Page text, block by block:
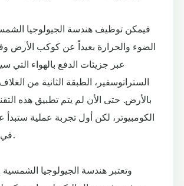
فيمكن توظيف هندسة الجيولوجيا
الضوء والحرارة بعيداً عن كوكب الأرض
عبر جزيئات الدفع بالهواء التي
الستراتوسفير، الطبقة الثانية من
بالأرض. حتى الأن لم يتم تطبيق هذه
الكومبيوتر، لكن أول تجربة عملية ستبدأ
في جامعة هارفارد.
وتعتبر هندسة الجيولوجيا